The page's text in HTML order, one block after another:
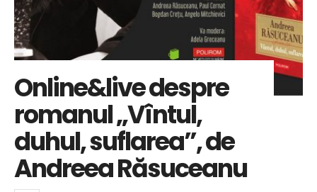
Online&live despre
romanul „Vîntul,
duhul, suflarea”, de
Andreea Răsuceanu